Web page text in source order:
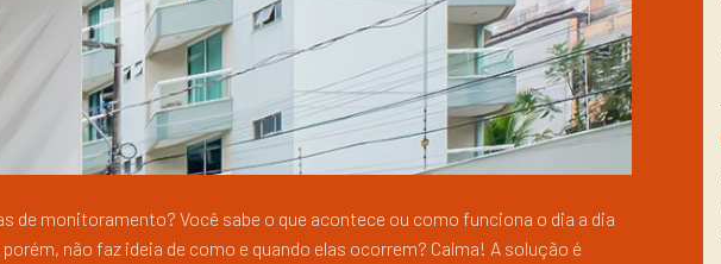
de monitoramento? Você sabe o que acontece ou como funciona o dia a dia
não faz ideia de como e quando elas ocorrem? Calma! A solução é